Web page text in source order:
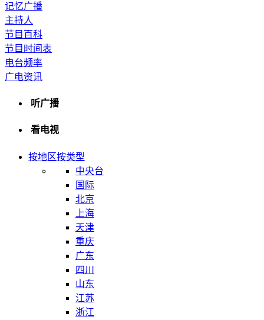
记忆广播
主持人
节目百科
节目时间表
电台频率
广电资讯
听广播
看电视
按地区按类型
中央台
国际
北京
上海
天津
重庆
广东
四川
山东
江苏
浙江